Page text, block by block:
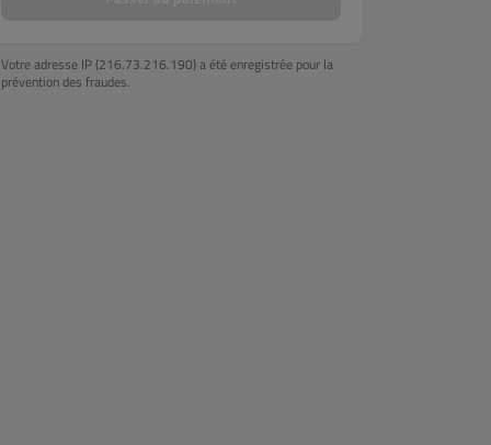
Votre adresse IP (216.73.216.190) a été enregistrée pour la
prévention des fraudes.